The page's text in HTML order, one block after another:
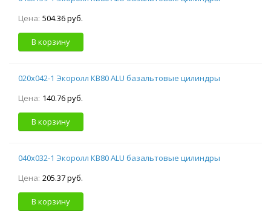
Цена: 504.36 руб.
В корзину
020х042-1 Экоролл КВ80 ALU базальтовые цилиндры
Цена: 140.76 руб.
В корзину
040х032-1 Экоролл КВ80 ALU базальтовые цилиндры
Цена: 205.37 руб.
В корзину